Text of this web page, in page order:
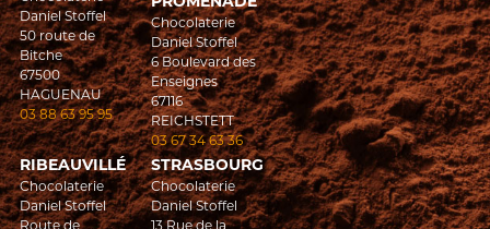
Daniel Stoffel
50 route de
Bitche
67500
HAGUENAU
03 88 63 95 95
Chocolaterie
Daniel Stoffel
6 Boulevard des
Enseignes
67116
REICHSTETT
03 67 34 63 36
RIBEAUVILLÉ
Chocolaterie
Daniel Stoffel
Route de
STRASBOURG
Chocolaterie
Daniel Stoffel
13 Rue de la